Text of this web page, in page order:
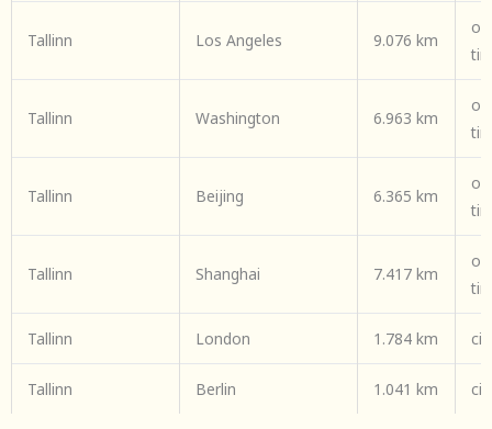
Tallinn Los Angeles 9.076 km
Tallinn Washington 6.963 km
Tallinn Beijing 6.365 km
Tallinn Shanghai 7.417 km
Tallinn London 1.784 km
Tallinn Berlin 1.041 km